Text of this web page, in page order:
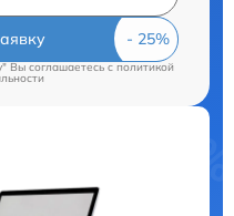
Вы соглашаетесь cполитикой